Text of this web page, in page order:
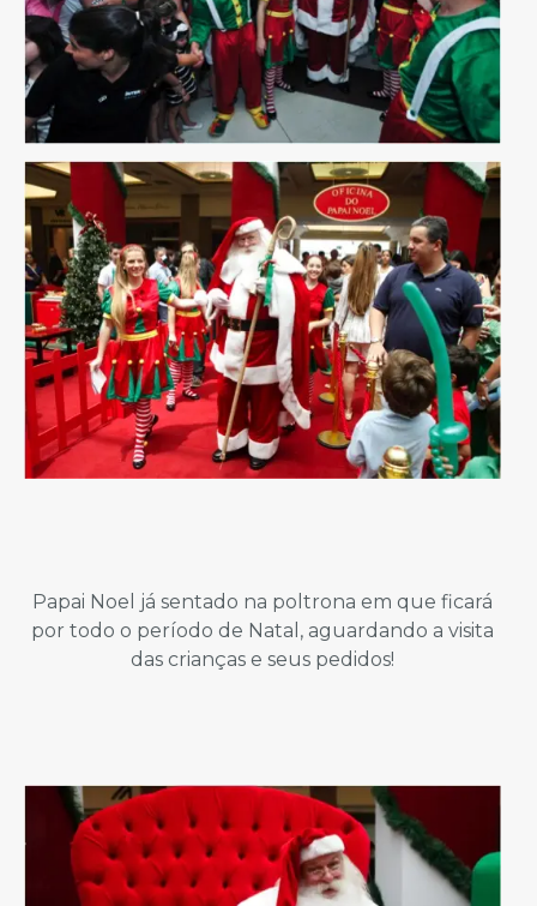
Papai Noel já sentado na poltrona em que ficará
por todo o período de Natal, aguardando a visita
das crianças e seus pedidos!